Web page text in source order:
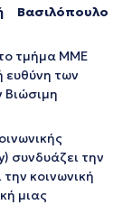
Βασιλόπουλο
τμήμα ΜΜΕ
ευθύνη των
συνδυάζει την
κοινωνική
μιας